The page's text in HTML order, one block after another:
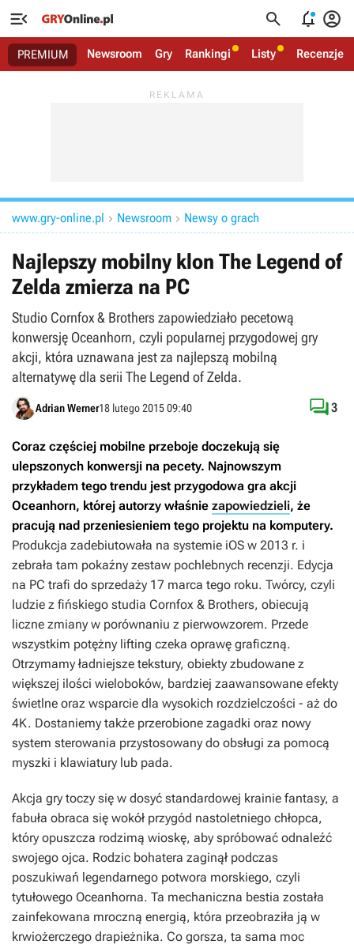
   
PREMIUM Newsroom Gry Rankingi Listy Recenzje
www.gry-online.pl  Newsroom  Newsy o grach
Najlepszy mobilny klon The Legend of
Zelda zmierza na PC
Studio Cornfox & Brothers zapowiedziało pecetową
konwersję Oceanhorn, czyli popularnej przygodowej gry
akcji, która uznawana jest za najlepszą mobilną
alternatywę dla serii The Legend of Zelda.
Adrian Werner18 lutego 2015 09:40 3
Coraz częściej mobilne przeboje doczekują się
ulepszonych konwersji na pecety. Najnowszym
przykładem tego trendu jest przygodowa gra akcji
Oceanhorn, której autorzy właśnie zapowiedzieli, że
pracują nad przeniesieniem tego projektu na komputery.
Produkcja zadebiutowała na systemie iOS w 2013 r. i
zebrała tam pokaźny zestaw pochlebnych recenzji. Edycja
na PC trafi do sprzedaży 17 marca tego roku. Twórcy, czyli
ludzie z fińskiego studia Cornfox & Brothers, obiecują
liczne zmiany w porównaniu z pierwowzorem. Przede
wszystkim potężny lifting czeka oprawę graficzną.
Otrzymamy ładniejsze tekstury, obiekty zbudowane z
większej ilości wieloboków, bardziej zaawansowane efekty
świetlne oraz wsparcie dla wysokich rozdzielczości - aż do
4K. Dostaniemy także przerobione zagadki oraz nowy
system sterowania przystosowany do obsługi za pomocą
myszki i klawiatury lub pada.
Akcja gry toczy się w dosyć standardowej krainie fantasy, a
fabuła obraca się wokół przygód nastoletniego chłopca,
który opuszcza rodzimą wioskę, aby spróbować odnaleźć
swojego ojca. Rodzic bohatera zaginął podczas
poszukiwań legendarnego potwora morskiego, czyli
tytułowego Oceanhorna. Ta mechaniczna bestia została
zainfekowana mroczną energią, która przeobraziła ją w
krwiożerczego drapieżnika. Co gorsza, ta sama moc